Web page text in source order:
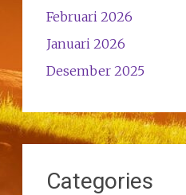
Februari 2026
Januari 2026
Desember 2025
Categories